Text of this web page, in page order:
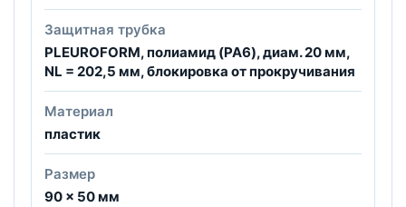
Защитная трубка
PLEUROFORM, полиамид (PA6), диам. 20 мм,
NL = 202,5 мм, блокировка от прокручивания
Материал
пластик
Размер
90 × 50 мм